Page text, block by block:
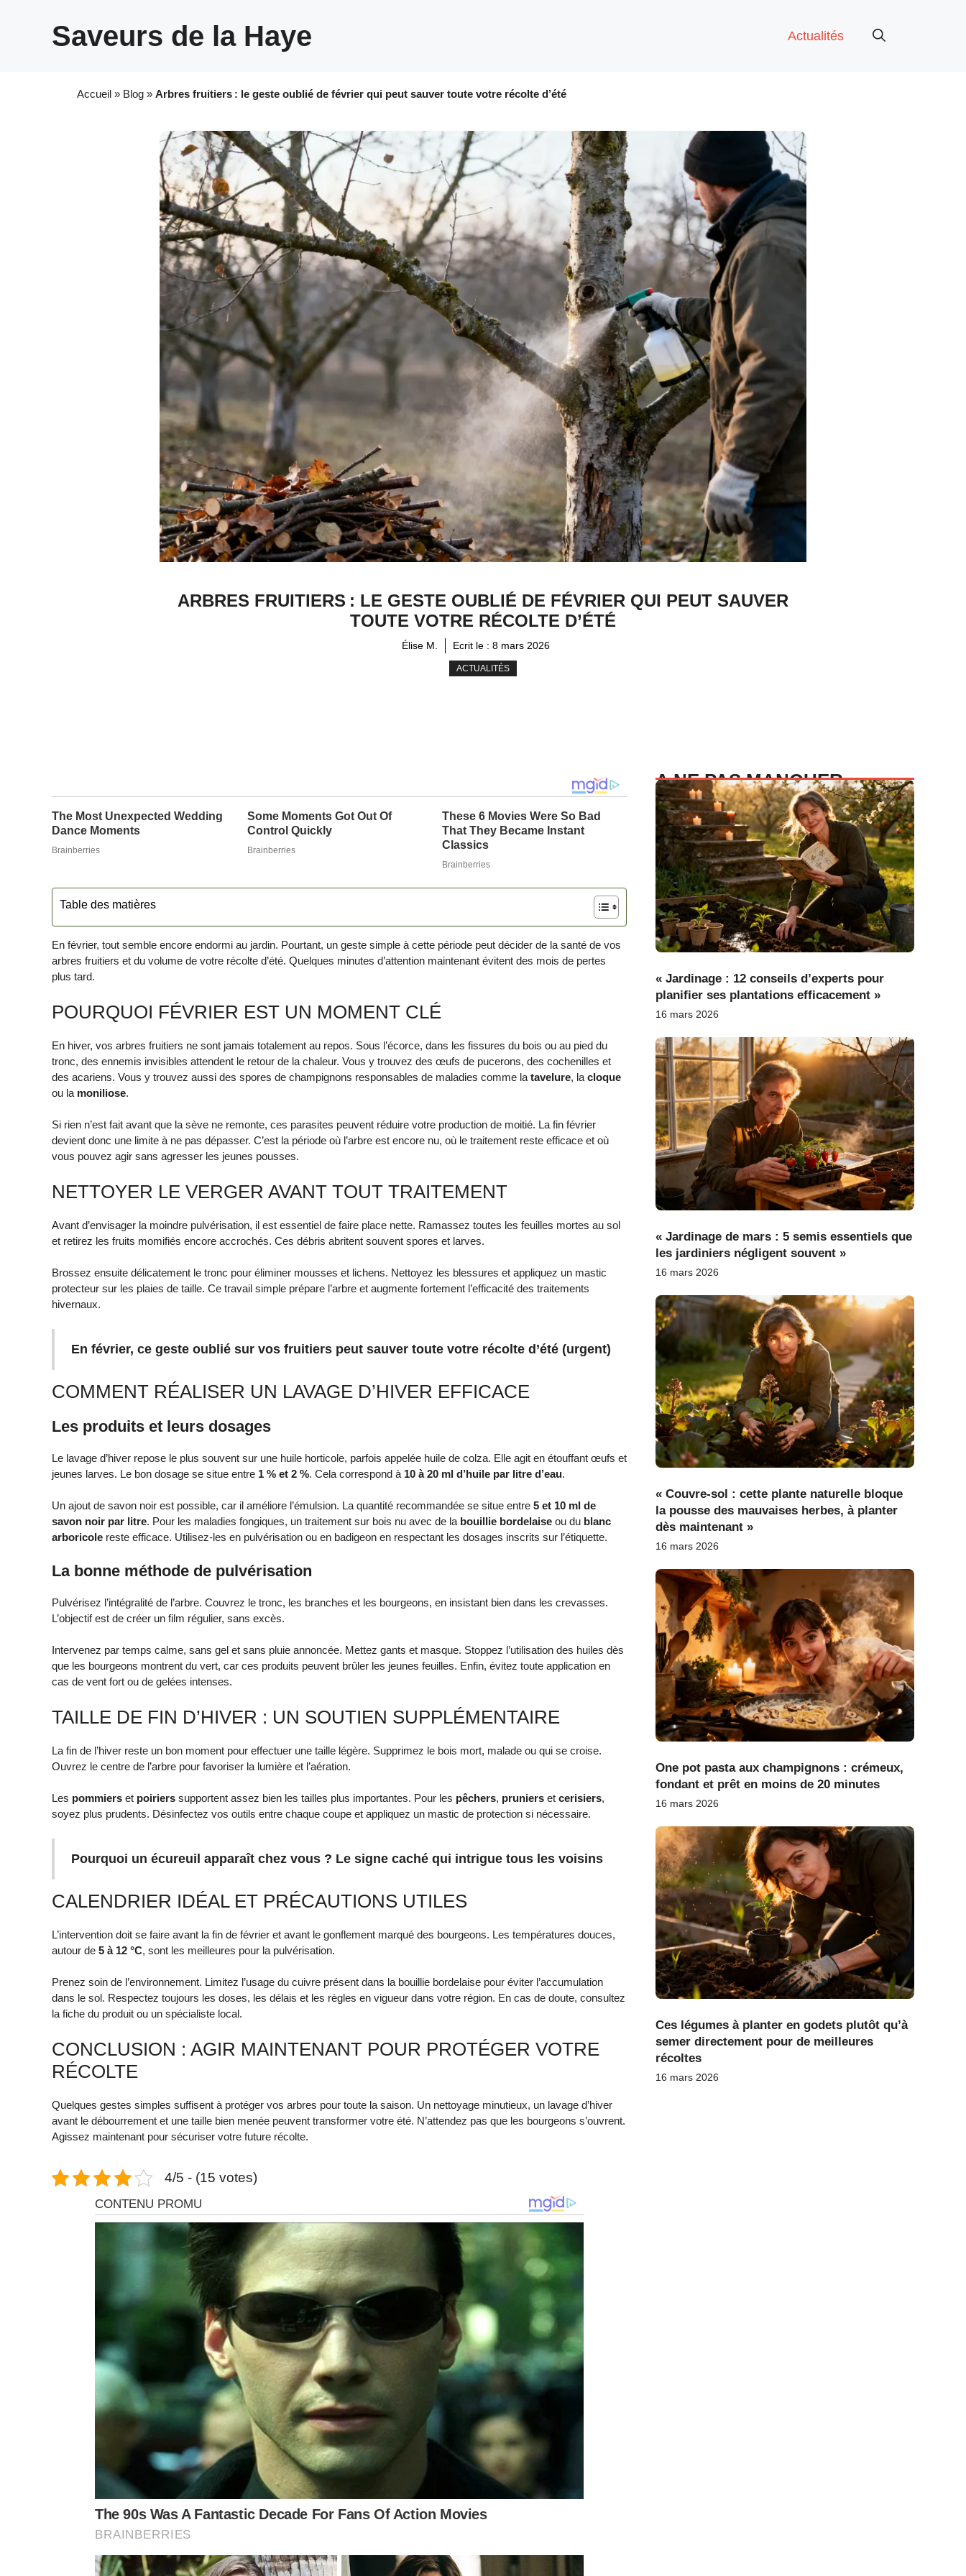
Saveurs de la Haye Actualités
Accueil » Blog »Arbres fruitiers : le geste oublié de février qui peut sauver toute votre récolte d’été
ARBRES FRUITIERS : LE GESTE OUBLIÉ DE FÉVRIER QUI PEUT SAUVER
TOUTE VOTRE RÉCOLTE D’ÉTÉ
Élise M. Ecrit le : 8 mars 2026
ACTUALITÉS
Table des matières
En février, tout semble encore endormi au jardin. Pourtant, un geste simple à cette période peut décider de la santé de vos
arbres fruitiers et du volume de votre récolte d’été. Quelques minutes d’attention maintenant évitent des mois de pertes
plus tard.
POURQUOI FÉVRIER EST UN MOMENT CLÉ
En hiver, vos arbres fruitiers ne sont jamais totalement au repos. Sous l’écorce, dans les fissures du bois ou au pied du
tronc, des ennemis invisibles attendent le retour de la chaleur. Vous y trouvez des œufs de pucerons, des cochenilles et
des acariens. Vous y trouvez aussi des spores de champignons responsables de maladies comme la tavelure, la cloque
ou la moniliose.
Si rien n’est fait avant que la sève ne remonte, ces parasites peuvent réduire votre production de moitié. La fin février
devient donc une limite à ne pas dépasser. C’est la période où l’arbre est encore nu, où le traitement reste efficace et où
vous pouvez agir sans agresser les jeunes pousses.
NETTOYER LE VERGER AVANT TOUT TRAITEMENT
Avant d’envisager la moindre pulvérisation, il est essentiel de faire place nette. Ramassez toutes les feuilles mortes au sol
et retirez les fruits momifiés encore accrochés. Ces débris abritent souvent spores et larves.
Brossez ensuite délicatement le tronc pour éliminer mousses et lichens. Nettoyez les blessures et appliquez un mastic
protecteur sur les plaies de taille. Ce travail simple prépare l’arbre et augmente fortement l’efficacité des traitements
hivernaux.
En février, ce geste oublié sur vos fruitiers peut sauver toute votre récolte d’été (urgent)
COMMENT RÉALISER UN LAVAGE D’HIVER EFFICACE
Les produits et leurs dosages
Le lavage d’hiver repose le plus souvent sur une huile horticole, parfois appelée huile de colza. Elle agit en étouffant œufs et
jeunes larves. Le bon dosage se situe entre 1 % et 2 %. Cela correspond à 10 à 20 ml d’huile par litre d’eau.
Un ajout de savon noir est possible, car il améliore l’émulsion. La quantité recommandée se situe entre 5 et 10 ml de
savon noir par litre. Pour les maladies fongiques, un traitement sur bois nu avec de la bouillie bordelaise ou du blanc
arboricole reste efficace. Utilisez-les en pulvérisation ou en badigeon en respectant les dosages inscrits sur l’étiquette.
La bonne méthode de pulvérisation
Pulvérisez l’intégralité de l’arbre. Couvrez le tronc, les branches et les bourgeons, en insistant bien dans les crevasses.
L’objectif est de créer un film régulier, sans excès.
Intervenez par temps calme, sans gel et sans pluie annoncée. Mettez gants et masque. Stoppez l’utilisation des huiles dès
que les bourgeons montrent du vert, car ces produits peuvent brûler les jeunes feuilles. Enfin, évitez toute application en
cas de vent fort ou de gelées intenses.
TAILLE DE FIN D’HIVER : UN SOUTIEN SUPPLÉMENTAIRE
La fin de l’hiver reste un bon moment pour effectuer une taille légère. Supprimez le bois mort, malade ou qui se croise.
Ouvrez le centre de l’arbre pour favoriser la lumière et l’aération.
Les pommiers et poiriers supportent assez bien les tailles plus importantes. Pour les pêchers, pruniers et cerisiers,
soyez plus prudents. Désinfectez vos outils entre chaque coupe et appliquez un mastic de protection si nécessaire.
Pourquoi un écureuil apparaît chez vous ? Le signe caché qui intrigue tous les voisins
CALENDRIER IDÉAL ET PRÉCAUTIONS UTILES
L’intervention doit se faire avant la fin de février et avant le gonflement marqué des bourgeons. Les températures douces,
autour de 5 à 12 °C, sont les meilleures pour la pulvérisation.
Prenez soin de l’environnement. Limitez l’usage du cuivre présent dans la bouillie bordelaise pour éviter l’accumulation
dans le sol. Respectez toujours les doses, les délais et les règles en vigueur dans votre région. En cas de doute, consultez
la fiche du produit ou un spécialiste local.
CONCLUSION : AGIR MAINTENANT POUR PROTÉGER VOTRE
RÉCOLTE
Quelques gestes simples suffisent à protéger vos arbres pour toute la saison. Un nettoyage minutieux, un lavage d’hiver
avant le débourrement et une taille bien menée peuvent transformer votre été. N’attendez pas que les bourgeons s’ouvrent.
Agissez maintenant pour sécuriser votre future récolte.
4/5 - (15 votes)
A NE PAS MANQUER
« Jardinage : 12 conseils d’experts pour
planifier ses plantations efficacement »
16 mars 2026
« Jardinage de mars : 5 semis essentiels que
les jardiniers négligent souvent »
16 mars 2026
« Couvre-sol : cette plante naturelle bloque
la pousse des mauvaises herbes, à planter
dès maintenant »
16 mars 2026
One pot pasta aux champignons : crémeux,
fondant et prêt en moins de 20 minutes
16 mars 2026
Ces légumes à planter en godets plutôt qu’à
semer directement pour de meilleures
récoltes
16 mars 2026